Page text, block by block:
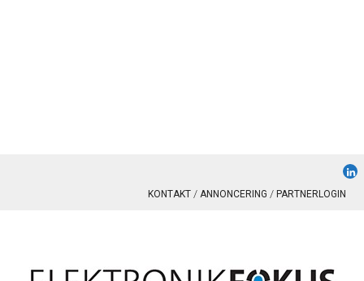
KONTAKT ANNONCERING PARTNERLOGIN